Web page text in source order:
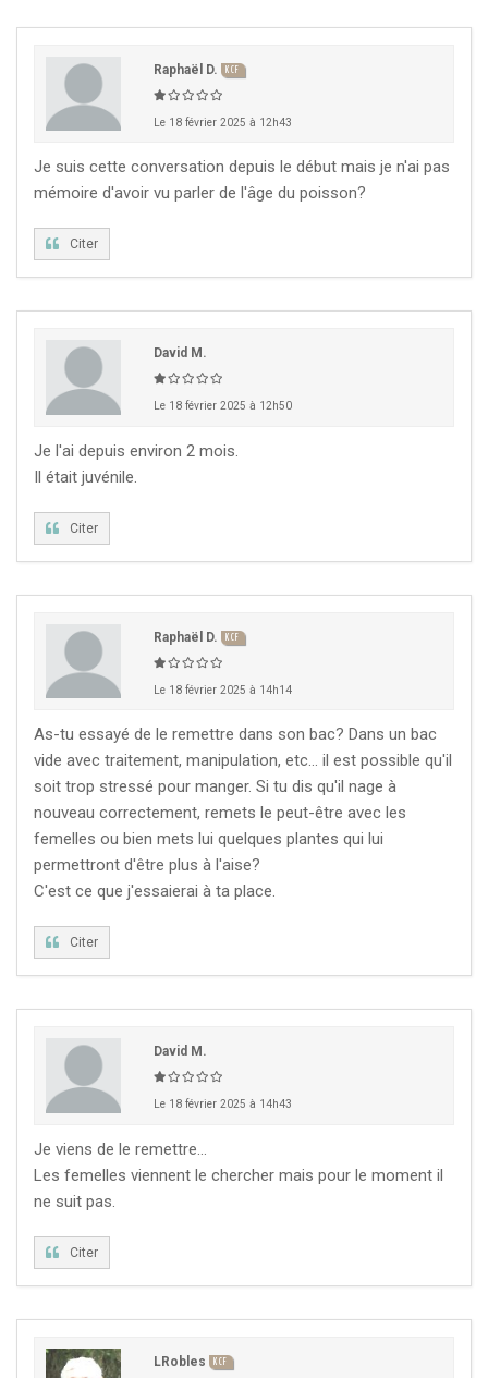
Raphaël D. KCF
Le 18 février 2025 à 12h43
Je suis cette conversation depuis le début mais je n'ai pas
mémoire d'avoir vu parler de l'âge du poisson?
Citer
David M.
Le 18 février 2025 à 12h50
Je l'ai depuis environ 2 mois.
Il était juvénile.
Citer
Raphaël D. KCF
Le 18 février 2025 à 14h14
As-tu essayé de le remettre dans son bac? Dans un bac
vide avec traitement, manipulation, etc... il est possible qu'il
soit trop stressé pour manger. Si tu dis qu'il nage à
nouveau correctement, remets le peut-être avec les
femelles ou bien mets lui quelques plantes qui lui
permettront d'être plus à l'aise?
C'est ce que j'essaierai à ta place.
Citer
David M.
Le 18 février 2025 à 14h43
Je viens de le remettre...
Les femelles viennent le chercher mais pour le moment il
ne suit pas.
Citer
LRobles KCF